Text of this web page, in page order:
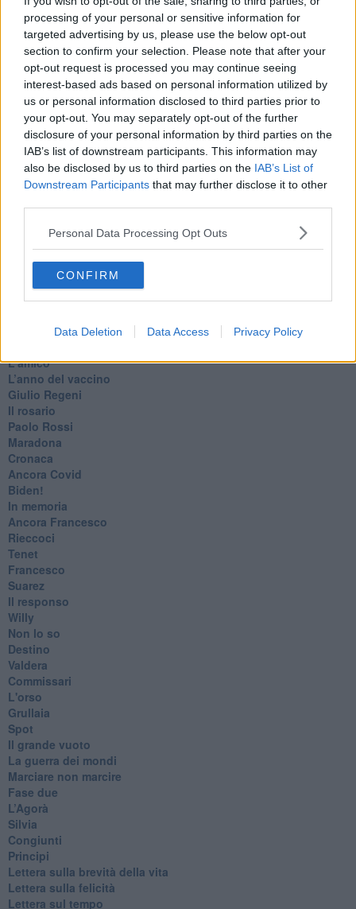
processing of your personal or sensitive information for
targeted advertising by us, please use the below opt-out
section to confirm your selection. Please note that after your
opt-out request is processed you may continue seeing
interest-based ads based on personal information utilized by
us or personal information disclosed to third parties prior to
your opt-out. You may separately opt-out of the further
disclosure of your personal information by third parties on the
IAB’s list of downstream participants. This information may
also be disclosed by us to third parties on the IAB’s List of
Downstream Participants that may further disclose it to other
Personal Data Processing Opt Outs
CONFIRM
Data Deletion Data Access Privacy Policy
Il Presidente
​Il Giro
Insopportabile
​Mentre
Luana
​Ci vuole Fedez
​Cronaca di un vaccino annunciato
​Liberazione
Esternazioni
Vaxzevria
Nazionali
​Ricorrenze e celebrazioni
​I soliti noti
​Vaccine Easing
Dragonheart
L'amico
​L’anno del vaccino
Giulio Regeni
​Il rosario
Paolo Rossi
Maradona
Cronaca
​Ancora Covid
​Biden!
In memoria
​Ancora Francesco
Rieccoci
Tenet
Francesco
Suarez
​Il responso
Willy
Non lo so
Destino
Valdera
Commissari
L'orso
Grullaia
Spot
​Il grande vuoto
​La guerra dei mondi
Marciare non marcire
Fase due
L’Agorà
Silvia
Congiunti
Principi
​Lettera sulla brevità della vita
​Lettera sulla felicità
​Lettera sul tempo